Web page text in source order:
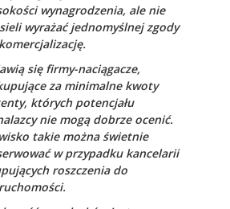
wynagrodzenia, ale nie
wyrażać jednomyślnej zgody
się firmy-naciągacze,
za minimalne kwoty
których potencjału
nie mogą dobrze ocenić.
takie można świetnie
w przypadku kancelarii
roszczenia do